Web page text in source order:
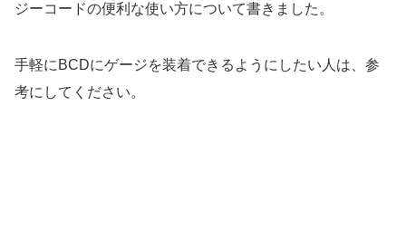
ジーコードの便利な使い方について書きました。
手軽にBCDにゲージを装着できるようにしたい人は、参
考にしてください。